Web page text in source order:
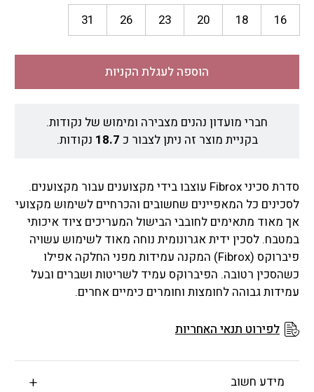
18
20
23
26
31
הוספה לעגלת הקניות
חברי מועדון נהנים מצבירה ומימוש של נקודות.
בקניית מוצר זה ניתן לצבור כ18.7נקודות.
סדרת סכיני Fibrox עוצבו בידי מקצוענים עבור מקצוענים.
כל המאפיינים שחשובים והכרחיים לשימוש מקצועי
מתאימים לחובבי הבישול המעריכים ציוד איכותי
לסכין ידית אגרונומית נוחה מאוד לשימוש עשויה
פיברוקס (Fibrox) המקנה עמידות מפני החלקה אפילו
רטובה. הפיברוקס עמיד לשריטות ושברים ובעל
גבוהה לחומצות וחומרים כימיים אחרים.
לפירוט תנאי האחריות
מידע חשוב